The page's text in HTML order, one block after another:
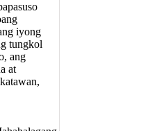
iyong
tungkol
ang
at